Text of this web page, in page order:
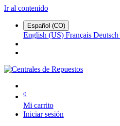
Ir al contenido
Español (CO)
English (US) Français Deutsch
0
Mi carrito
Iniciar sesión